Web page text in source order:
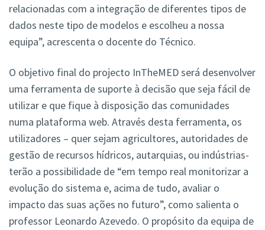
relacionadas com a integração de diferentes tipos de
dados neste tipo de modelos e escolheu a nossa
equipa”, acrescenta o docente do Técnico.
O objetivo final do projecto InTheMED será desenvolver
uma ferramenta de suporte à decisão que seja fácil de
utilizar e que fique à disposição das comunidades
numa plataforma web. Através desta ferramenta, os
utilizadores – quer sejam agricultores, autoridades de
gestão de recursos hídricos, autarquias, ou indústrias-
terão a possibilidade de “em tempo real monitorizar a
evolução do sistema e, acima de tudo, avaliar o
impacto das suas ações no futuro”, como salienta o
professor Leonardo Azevedo. O propósito da equipa de